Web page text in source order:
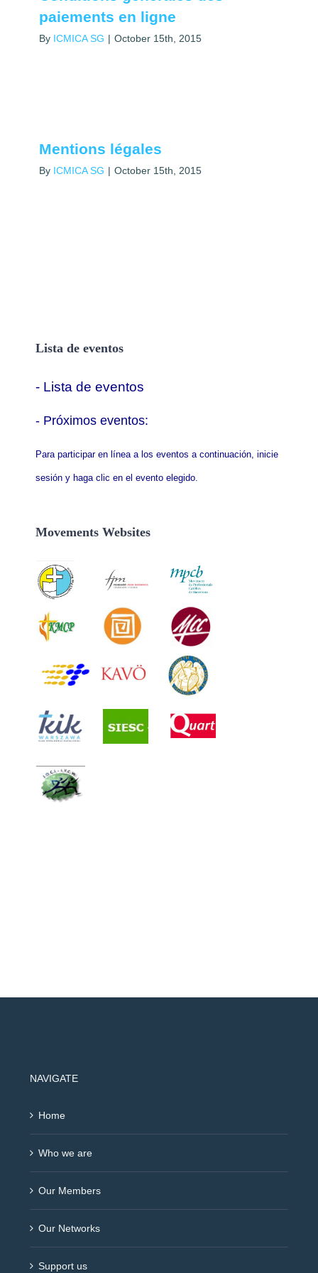
paiements en ligne
By ICMICA SG | October 15th, 2015
Mentions légales
By ICMICA SG | October 15th, 2015
Lista de eventos
- Lista de eventos
- Próximos eventos:
Para participar en línea a los eventos a continuación, inicie
sesión y haga clic en el evento elegido.
Movements Websites
NAVIGATE
Home
Who we are
Our Members
Our Networks
Support us